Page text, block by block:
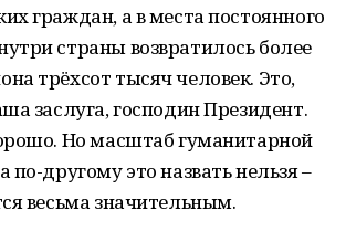
граждан, а в места постоянного
страны возвратилось более
трёхсот тысяч человек. Это,
заслуга, господин Президент.
Но масштаб гуманитарной
по-другому это назвать нельзя –
весьма значительным.